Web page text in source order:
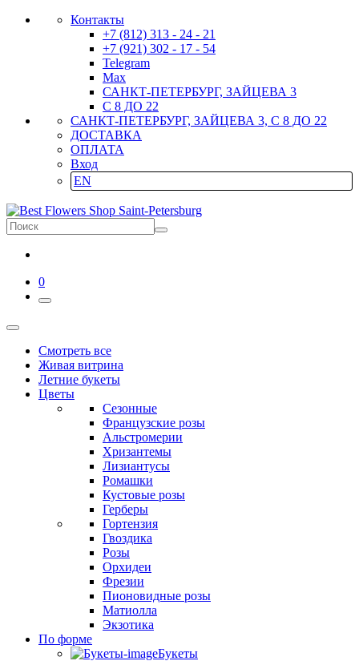
Контакты
+7 (812) 313 - 24 - 21
+7 (921) 302 - 17 - 54
Telegram
Max
САНКТ-ПЕТЕРБУРГ, ЗАЙЦЕВА 3
С 8 ДО 22
САНКТ-ПЕТЕРБУРГ, ЗАЙЦЕВА 3, С 8 ДО 22
ДОСТАВКА
ОПЛАТА
Вход
EN
0
Смотреть все
Живая витрина
Летние букеты
Цветы
Сезонные
Французские розы
Альстромерии
Хризантемы
Лизиантусы
Ромашки
Кустовые розы
Герберы
Гортензия
Гвоздика
Розы
Орхидеи
Фрезии
Пионовидные розы
Матиолла
Экзотика
По форме
Букеты